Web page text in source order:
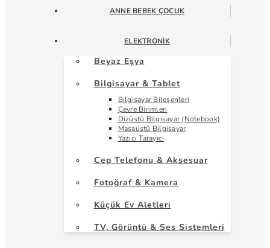
ANNE BEBEK ÇOCUK
ELEKTRONIK
Beyaz Eşya
Bilgisayar & Tablet
Bilgisayar Bileşenleri
Çevre Birimleri
Dizüstü Bilgisayar (Notebook)
Masaüstü Bilgisayar
Yazıcı Tarayıcı
Cep Telefonu & Aksesuar
Fotoğraf & Kamera
Küçük Ev Aletleri
TV, Görüntü & Ses Sistemleri